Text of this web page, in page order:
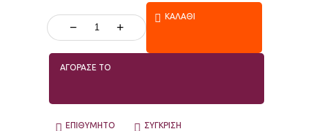
− +
ΚΑΛΆΘΙ
ΑΓΟΡΑΣΕ ΤΟ
ΕΠΙΘΥΜΗΤΌ ΣΎΓΚΡΙΣΗ